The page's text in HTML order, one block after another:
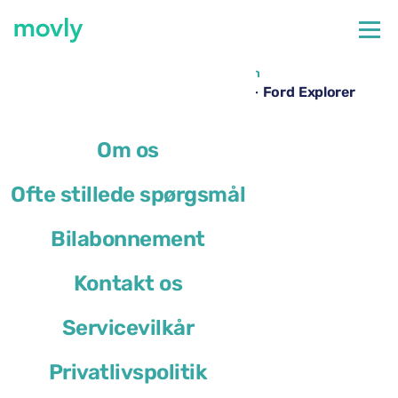
Om os
Ofte stillede spørgsmål
Bilabonnement
Kontakt os
Servicevilkår
Privatlivspolitik
Alle tilgængelige biler i Dallas Lufthavn
Billeje i Dallas Fort Worth Lufthavn – Ford Explorer